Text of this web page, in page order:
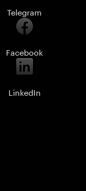
Telegram
Facebook
LinkedIn